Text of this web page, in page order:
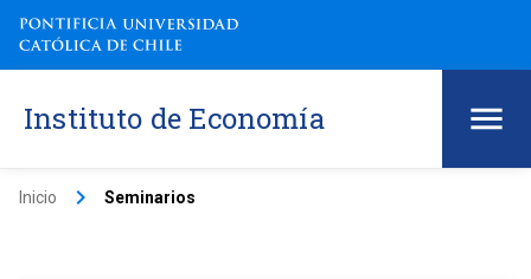
Instituto de Economía
Inicio keyboard_arrow_right Seminarios